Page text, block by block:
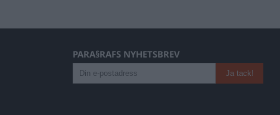
PARA§RAFS NYHETSBREV